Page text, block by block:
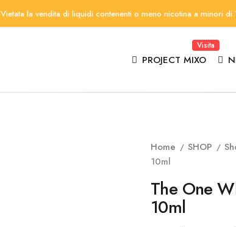
Vietata la vendita di liquidi contenenti o meno nicotina a minori di
PROJECT MIXO
Visita
Home SHOP
10ml
The One
10ml